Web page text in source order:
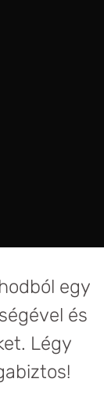
AKCIÓ
egy
és
Légy